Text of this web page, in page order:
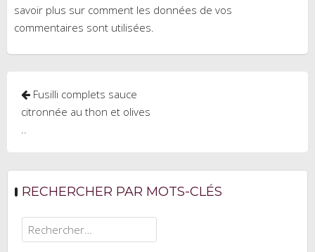
savoir plus sur comment les données de vos
commentaires sont utilisées
Navigation
de
l’article
Fusilli complets sauce
citronnée au thon et olives
RECHERCHER PAR MOTS-CLÉS
Rechercher :